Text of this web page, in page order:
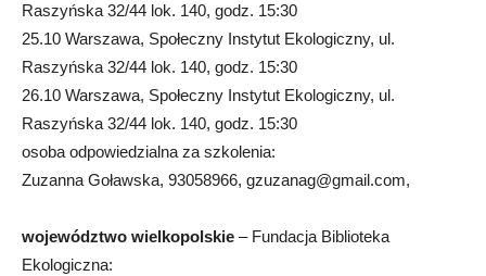
Raszyńska 32/44 lok. 140, godz. 15:30
25.10 Warszawa, Społeczny Instytut Ekologiczny, ul.
Raszyńska 32/44 lok. 140, godz. 15:30
26.10 Warszawa, Społeczny Instytut Ekologiczny, ul.
Raszyńska 32/44 lok. 140, godz. 15:30
osoba odpowiedzialna za szkolenia:
Zuzanna Goławska, 93058966, gzuzanag@gmail.com,
województwo wielkopolskie – Fundacja Biblioteka
Ekologiczna: